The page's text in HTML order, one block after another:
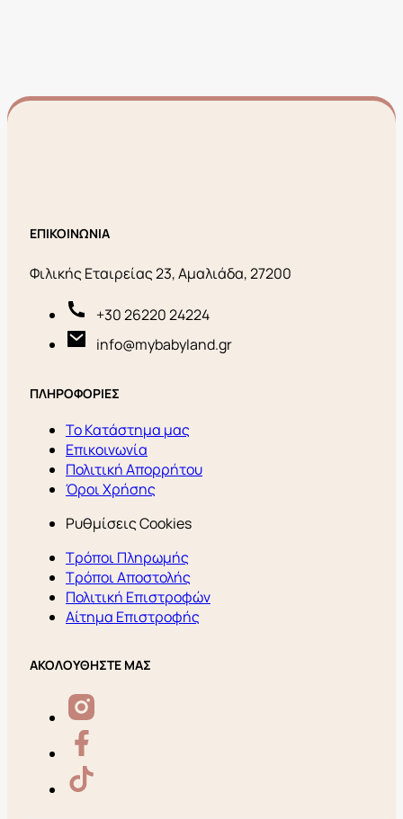
ΕΠΙΚΟΙΝΩΝΙΑ
Φιλικής Εταιρείας 23, Αμαλιάδα, 27200
+30 26220 24224
info@mybabyland.gr
ΠΛΗΡΟΦΟΡΙΕΣ
Το Κατάστημα μας
Επικοινωνία
Πολιτική Απορρήτου
Όροι Χρήσης
Ρυθμίσεις Cookies
Τρόποι Πληρωμής
Τρόποι Αποστολής
Πολιτική Επιστροφών
Αίτημα Επιστροφής
ΑΚΟΛΟΥΘΗΣΤΕ ΜΑΣ